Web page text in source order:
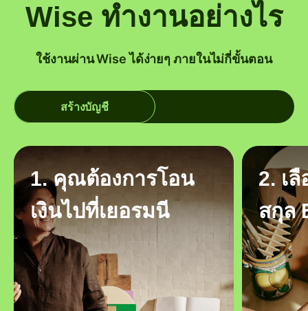
Wise ทำงานอย่างไร
ใช้งานผ่าน Wise ได้ง่ายๆ ภายในไม่กี่ขั้นตอน
สร้างบัญชี
1. คุณต้องการโอน
เงินไปที่เยอรมนี
2. เ
สกุล